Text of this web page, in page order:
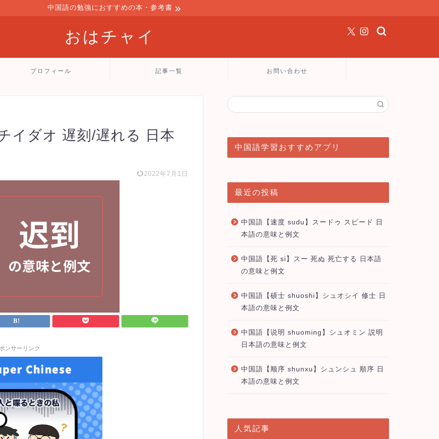
中国語の勉強におすすめの本・参考書
おはチャイ
プロフィール 記事一覧 お問い合わせ
イダオ 遅刻/遅れる 日本
2022年7月1日
ンサーリンク
中国語学習おすすめアプリ
最近の投稿
中国語【速度 sudu】スードゥ スピード 日
本語の意味と例文
中国語【死 si】スー 死ぬ 死亡する 日本語
の意味と例文
中国語【硕士 shuoshi】シュオシイ 修士 日
本語の意味と例文
中国語【说明 shuoming】シュオミン 説明
日本語の意味と例文
中国語【顺序 shunxu】シュンシュ 順序 日
本語の意味と例文
人気記事